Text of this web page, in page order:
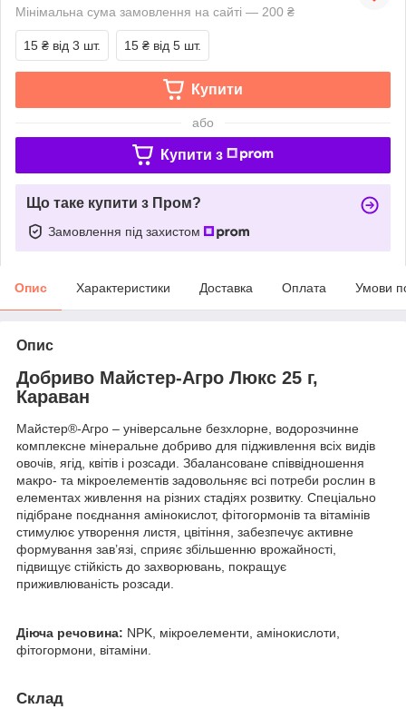
Мінімальна сума замовлення на сайті — 200 ₴
15 ₴ від 3 шт. 15 ₴ від 5 шт.
Купити
або
Купити з
Що таке купити з Пром?
Замовлення під захистом
Опис Характеристики Доставка Оплата Умови
Опис
Добриво Майстер-Агро Люкс 25 г,
Караван
Майстер®-Агро – універсальне безхлорне, водорозчинне
комплексне мінеральне добриво для підживлення всіх видів
овочів, ягід, квітів і розсади. Збалансоване співвідношення
макро- та мікроелементів задовольняє всі потреби рослин в
елементах живлення на різних стадіях розвитку. Спеціально
підібране поєднання амінокислот, фітогормонів та вітамінів
стимулює утворення листя, цвітіння, забезпечує активне
формування зав’язі, сприяє збільшенню врожайності,
підвищує стійкість до захворювань, покращує
приживлюваність розсади.
Діюча речовина: NPK, мікроелементи, амінокислоти,
фітогормони, вітаміни.
Склад